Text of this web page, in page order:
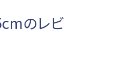
のレビ